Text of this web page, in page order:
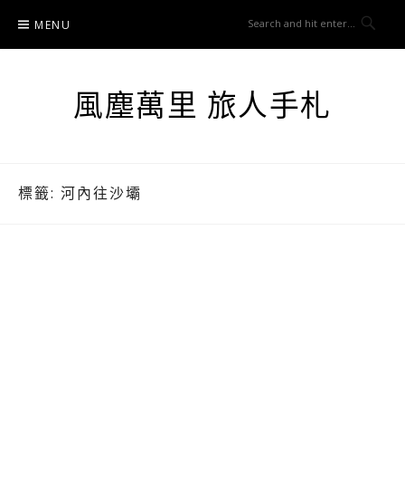
content
MENU
風塵萬里 旅人手札
標籤: 河內往沙壩